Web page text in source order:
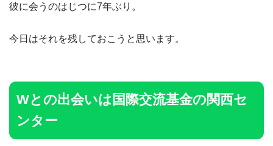
彼に会うのはじつに7年ぶり。
今日はそれを残しておこうと思います。
Wとの出会いは国際交流基金の関西セ
ンター